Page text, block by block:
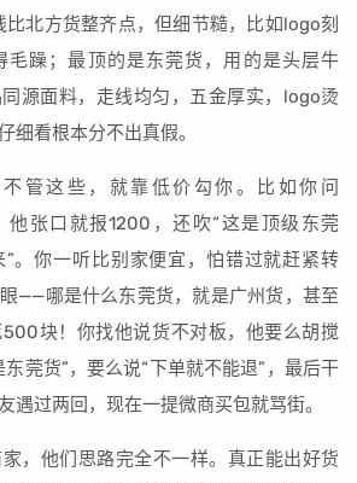
比北方货整齐点，但细节糙，比如logo刻
毛躁；最顶的是东莞货，用的是头层牛
源面料，走线均匀，五金厚实，logo烫
细看根本分不出真假。
这些，就靠低价勾你。比如你问
他张口就报1200，还吹“这是顶级东莞
。你一听比别家便宜，怕错过就赶紧转
——哪是什么东莞货，就是广州货，甚至
块！你找他说货不对板，他要么胡搅
莞货”，要么说“下单就不能退”，最后干
遇过两回，现在一提微商买包就骂街。
他们思路完全不一样。真正能出好货